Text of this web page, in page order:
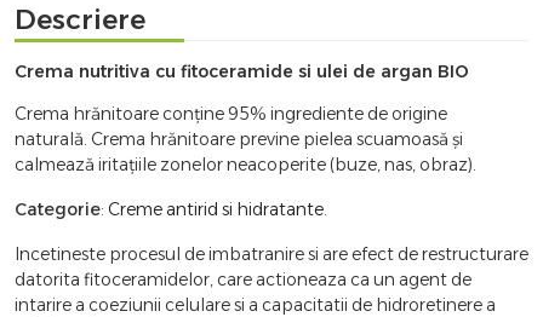
Descriere
Crema nutritiva cu fitoceramide si ulei de argan BIO
Crema hrănitoare conține 95% ingrediente de origine
naturală. Crema hrănitoare previne pielea scuamoasă și
calmează iritațiile zonelor neacoperite (buze, nas, obraz).
Categorie: Creme antirid si hidratante.
Incetineste procesul de imbatranire si are efect de restructurare
datorita fitoceramidelor, care actioneaza ca un agent de
intarire a coeziunii celulare si a capacitatii de hidroretinere a